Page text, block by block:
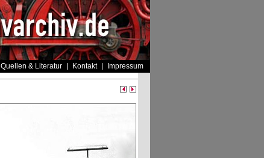
Quellen & Literatur Kontakt Impressum